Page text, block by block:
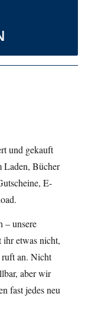
und gekauft
Laden, Bücher
E-
– unsere
ihr etwas nicht,
an. Nicht
aber wir
fast jedes neu